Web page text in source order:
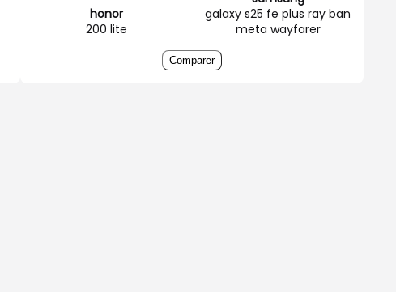
honor
200 lite
galaxy s25 fe plus ray ban
meta wayfarer
Comparer